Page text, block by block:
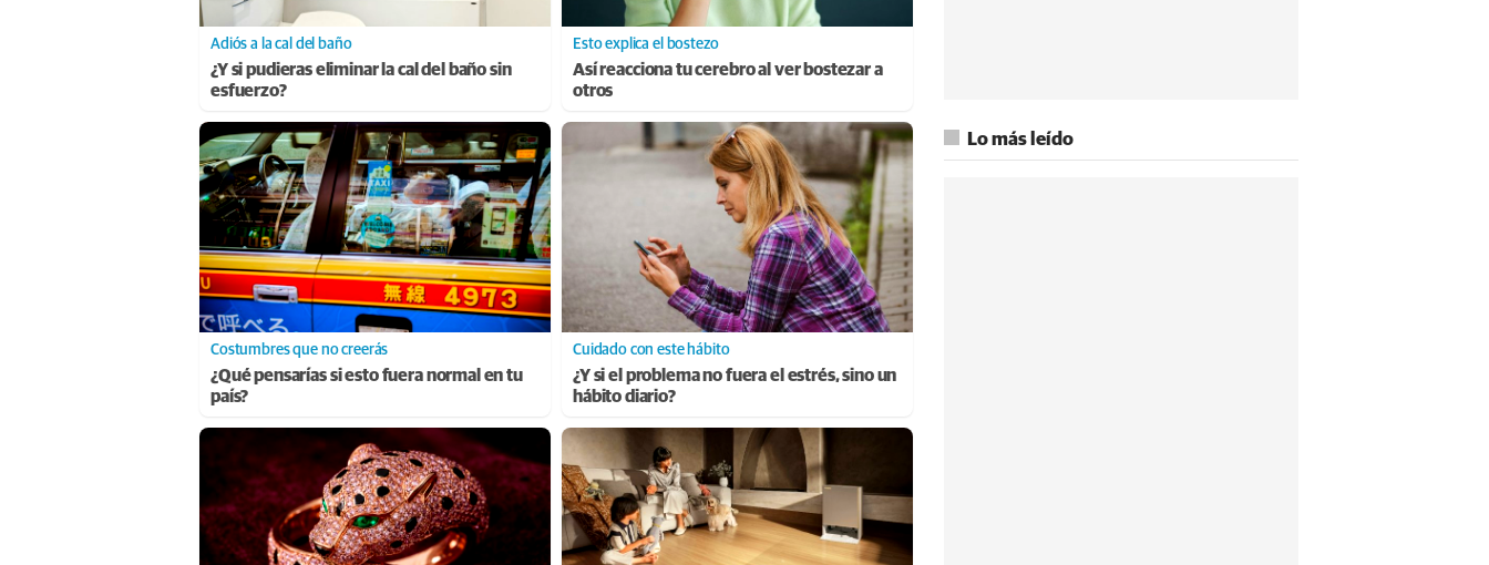
Adiós a la cal del baño
¿Y si pudieras eliminar la cal del baño sin
esfuerzo?
Esto explica el bostezo
Así reacciona tu cerebro al ver bostezar a
otros
Costumbres que no creerás
¿Qué pensarías si esto fuera normal en tu
país?
Cuidado con este hábito
¿Y si el problema no fuera el estrés, sino un
hábito diario?
Lo más leído